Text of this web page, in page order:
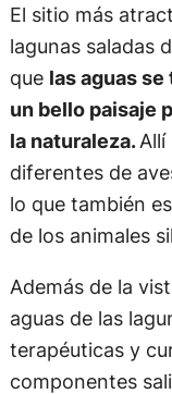
El sitio más
lagunas saladas
que las aguas
un bello paisaje
la naturaleza.Allí
diferentes de
lo que también
de los animales
Además de la
aguas de las
terapéuticas y
componentes